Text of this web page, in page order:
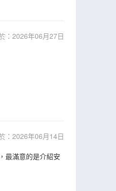
：2026年06月27日
：2026年06月14日
最滿意的是介紹安